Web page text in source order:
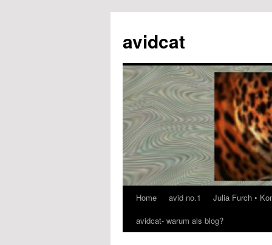
avidcat
SkipHome avid no.1 Julia Furch •
avidcat- warum als blog?